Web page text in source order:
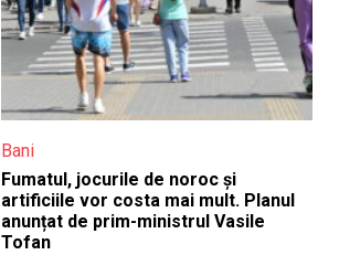
Bani
Fumatul, jocurile de noroc și
artificiile vor costa mai mult. Planul
anunțat de prim-ministrul Vasile
Tofan